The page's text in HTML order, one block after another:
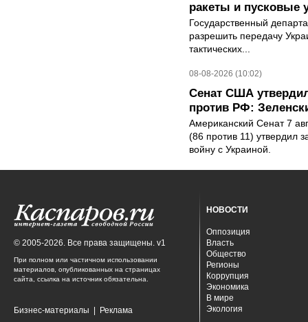
ракеты и пусковые
Государственный
разрешить передачу
тактических...
08-08-2026 (10:02)
Сенат США
против РФ:
Американский Сенат 7
(86 против 11) утвердил
войну с Украиной.
© 2005-2026. Все права защищены. v1
При полном или частичном использовании
материалов, опубликованных на страницах
сайта, ссылка на источник обязательна.
Бизнес-материалы Реклама
НОВОСТИ
Оппозиция
Власть
Общество
Регионы
Коррупция
Экономика
В мире
Экология